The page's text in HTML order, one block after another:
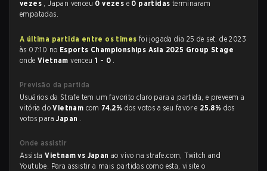
vezes , Japan venceu 0 vezes e 0 partidas terminaram
empatadas.
A última partida entre os times foi jogada dia 25 de set. de 2023
às 07:10 no Esports Championships Asia 2025 Group Stage
onde Vietnamvenceu1 - 0 .
Previsão da partida
Usuários da Strafe tem um favorito claro para a partida, e preveem a
vitória doVietnam com 74.2% dos votos a seu favor e 25.8% dos
votos paraJapan .
Onde assistir
AssistaVietnam vs Japanao vivo na strafe.com, Twitch and
Youtube. Para assistir a mais partidas como esta, visite o